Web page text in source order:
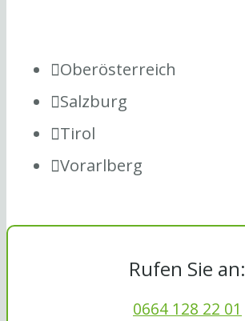
Oberösterreich
Salzburg
Tirol
Vorarlberg
Rufen Sie an:
0664 128 22 01